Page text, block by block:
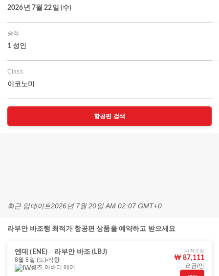
2026년 7월 22일 (수)
승객
1 성인
Class
이코노미
항공편 검색
최근 업데이트2026년 7월 20일 AM 02:07 GMT+0
라부안 바조행 최적가 항공편 상품을 예약하고 받으세요
엔데 (ENE)
라부안 바조 (LBJ)
8월 8일 (토) 직항
윙즈 아바디 에어
시작으로
₩ 87,111
요금/인